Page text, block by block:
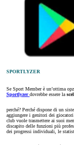
SPORTLYZER
Se Sport Member è un’ottima
Sportlyzer dovrebbe essere la
perché? Perché dispone di un
aggiungere i genitori dei
club vuole trasmettere ai suoi
discapito delle funzioni più
dei progressi individuali, le